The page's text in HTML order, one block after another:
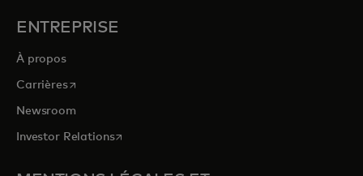
ENTREPRISE
À propos
Carrièress’ouvre dans un nouvel onglet
Newsroom
Investor Relationss’ouvre dans un nouvel onglet